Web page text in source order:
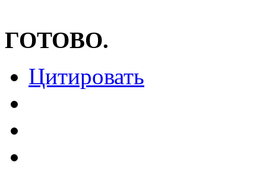
ГОТОВО.
Цитировать